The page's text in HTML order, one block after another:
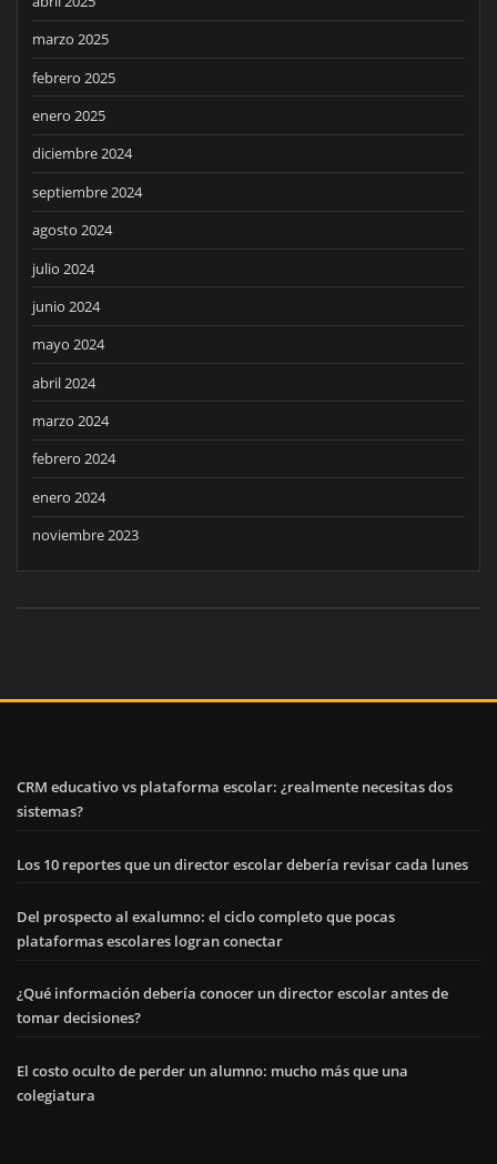
marzo 2025
febrero 2025
enero 2025
diciembre 2024
septiembre 2024
agosto 2024
julio 2024
junio 2024
mayo 2024
abril 2024
marzo 2024
febrero 2024
enero 2024
noviembre 2023
CRM educativo vs plataforma escolar: ¿realmente necesitas dos
sistemas?
Los 10 reportes que un director escolar debería revisar cada lunes
Del prospecto al exalumno: el ciclo completo que pocas
plataformas escolares logran conectar
¿Qué información debería conocer un director escolar antes de
tomar decisiones?
El costo oculto de perder un alumno: mucho más que una
colegiatura